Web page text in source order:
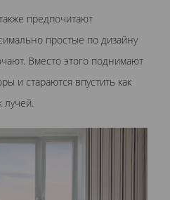
предпочитают
простые по дизайну
Вместо этого поднимают
и стараются впустить как